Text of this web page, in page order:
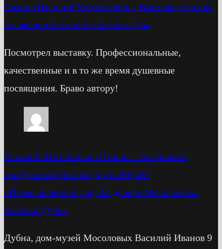
Иванов Василий Михайлович - Выставка стихов-
посвящений в парке Патриот-Тула
Посмотрел выставку. Профессиональные,
качественные и в то же время душевные
посвящения. Браво автору!
Василий Михайлович Иванов - Cовершили
экскурсионную поездку в «Музей
«Промышленная усадьба дворян Мосоловых»
посёлка Дубна
Дубна, дом-музей Мосоловых Василий Иванов 9